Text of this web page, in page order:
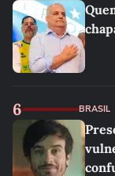
6 BRASIL